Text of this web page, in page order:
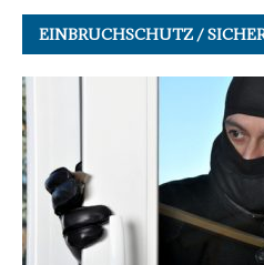
EINBRUCHSCHUTZ /